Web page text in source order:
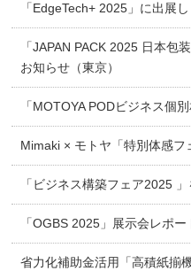
「EdgeTech+ 2025」に出展し
「JAPAN PACK 2025 日本包
お知らせ（東京）
「MOTOYA PODビジネス個
Mimaki × モトヤ「特別体感フ
「ビジネス構築フェア2025
「OGBS 2025」展示会レポ
省力化補助金活用「高積紙揃